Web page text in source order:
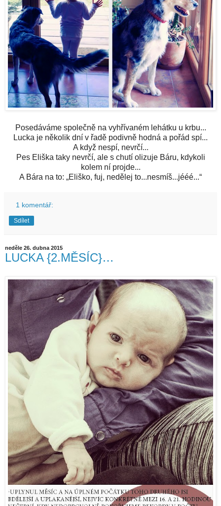
Posedáváme společně na vyhřívaném lehátku u krbu...
Lucka je několik dní v řadě podivně hodná a pořád spí...
A když nespí, nevrčí...
Pes Eliška taky nevrčí, ale s chutí olizuje Báru, kdykoli
kolem ní projde...
A Bára na to: „Eliško, fuj, nedělej to...nesmíš...jééé...“
1 komentář:
Sdílet
neděle 26. dubna 2015
LUCKA {2.MĚSÍC}…